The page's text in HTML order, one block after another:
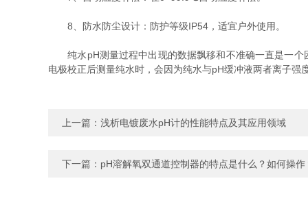
8、防水防尘设计：防护等级IP54，适宜户外使用。
纯水pH测量过程中出现的数据飘移和不准确一直是一个
电极校正后测量纯水时，会因为纯水与pH缓冲液两者离子
上一篇： 浅析电镀废水pH计的性能特点及其应用领域
下一篇： pH溶解氧双通道控制器的特点是什么？如何操作